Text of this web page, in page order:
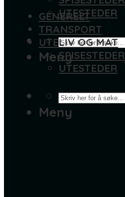
UTESTEDER
Meny
GENERELT
TRANSPORT
UTELIV OG MAT
SPISESTEDER
UTESTEDER
Meny